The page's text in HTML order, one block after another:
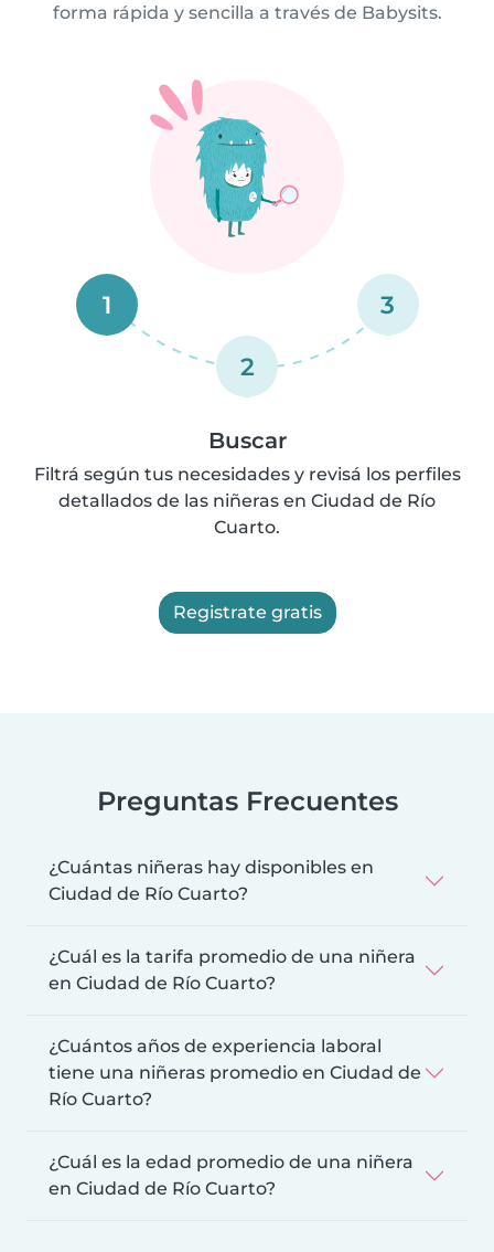
forma rápida y sencilla a través de Babysits.
1
2
3
Buscar
Filtrá según tus necesidades y revisá los perfiles
detallados de las niñeras en Ciudad de Río
Cuarto.
Registrate gratis
Preguntas Frecuentes
¿Cuántas niñeras hay disponibles en
Ciudad de Río Cuarto?
¿Cuál es la tarifa promedio de una niñera
en Ciudad de Río Cuarto?
¿Cuántos años de experiencia laboral
tiene una niñeras promedio en Ciudad de
Río Cuarto?
¿Cuál es la edad promedio de una niñera
en Ciudad de Río Cuarto?